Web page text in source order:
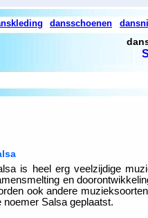
dansschoenen
is heel erg veelzijdige
en
ook andere
noemer Salsa geplaatst.